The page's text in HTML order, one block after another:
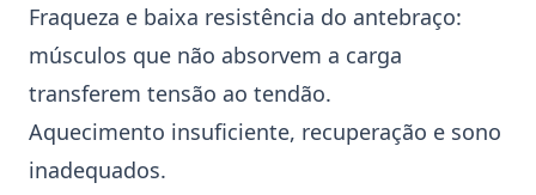
Fraqueza e baixa resistência do antebraço:
músculos que não absorvem a carga
transferem tensão ao tendão.
Aquecimento insuficiente, recuperação e sono
inadequados.